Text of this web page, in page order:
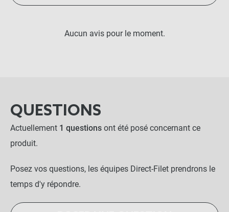
Aucun avis pour le moment.
QUESTIONS
Actuellement 1 questions ont été posé concernant ce
produit.
Posez vos questions, les équipes Direct-Filet prendrons le
temps d'y répondre.